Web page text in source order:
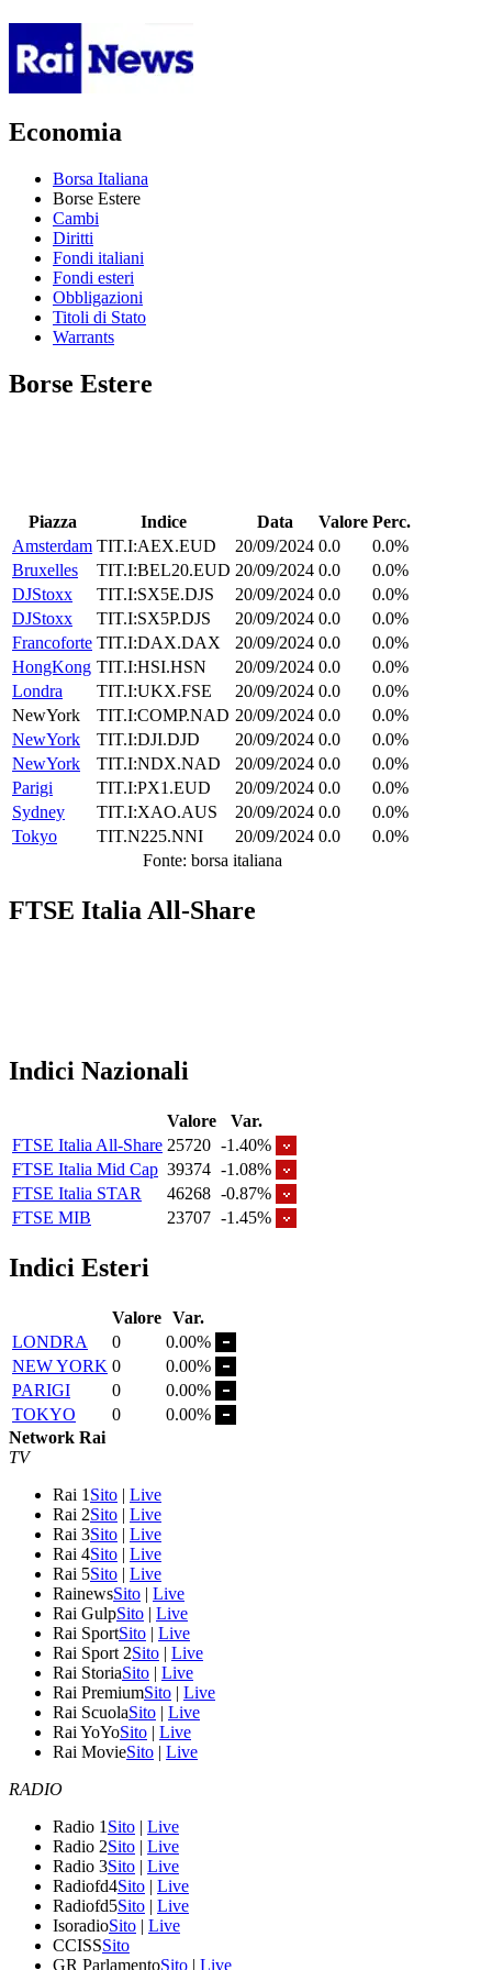
Economia
Borsa Italiana
Borse Estere
Cambi
Diritti
Fondi italiani
Fondi esteri
Obbligazioni
Titoli di Stato
Warrants
Borse Estere
Piazza Indice Data Valore Perc.
Amsterdam TIT.I:AEX.EUD 20/09/2024 0.0
0.0%
Bruxelles
TIT.I:BEL20.EUD 20/09/2024 0.0
0.0%
DJStoxx
TIT.I:SX5E.DJS 20/09/2024 0.0
0.0%
DJStoxx
TIT.I:SX5P.DJS 20/09/2024 0.0
0.0%
Francoforte TIT.I:DAX.DAX 20/09/2024 0.0
0.0%
HongKong TIT.I:HSI.HSN 20/09/2024 0.0
0.0%
Londra
TIT.I:UKX.FSE 20/09/2024 0.0
0.0%
NewYork
TIT.I:COMP.NAD 20/09/2024 0.0
0.0%
NewYork
TIT.I:DJI.DJD 20/09/2024 0.0
0.0%
NewYork
TIT.I:NDX.NAD 20/09/2024 0.0
0.0%
Parigi
TIT.I:PX1.EUD 20/09/2024 0.0
0.0%
Sydney
TIT.I:XAO.AUS 20/09/2024 0.0
0.0%
Tokyo
TIT.N225.NNI 20/09/2024 0.0
0.0%
Fonte: borsa italiana
FTSE Italia All-Share
Indici Nazionali
Valore
Var.
FTSE Italia All-Share 25720 -1.40%
FTSE Italia Mid Cap 39374 -1.08%
FTSE Italia STAR
46268 -0.87%
FTSE MIB
23707 -1.45%
Indici Esteri
Valore Var.
LONDRA
0
0.00%
NEW YORK 0
0.00%
PARIGI
0
0.00%
TOKYO
0
0.00%
Network Rai
TV
Rai 1 Sito | Live
Rai 2Sito | Live
Rai 3Sito | Live
Rai 4Sito | Live
Rai 5Sito | Live
RainewsSito | Live
Rai GulpSito | Live
Rai SportSito | Live
Rai Sport 2Sito | Live
Rai StoriaSito | Live
Rai PremiumSito | Live
Rai ScuolaSito | Live
Rai YoYoSito | Live
Rai MovieSito | Live
RADIO
Radio 1 Sito | Live
Radio 2Sito | Live
Radio 3Sito | Live
Radiofd4Sito | Live
Radiofd5Sito | Live
IsoradioSito | Live
CCISSSito
GR ParlamentoSito | Live